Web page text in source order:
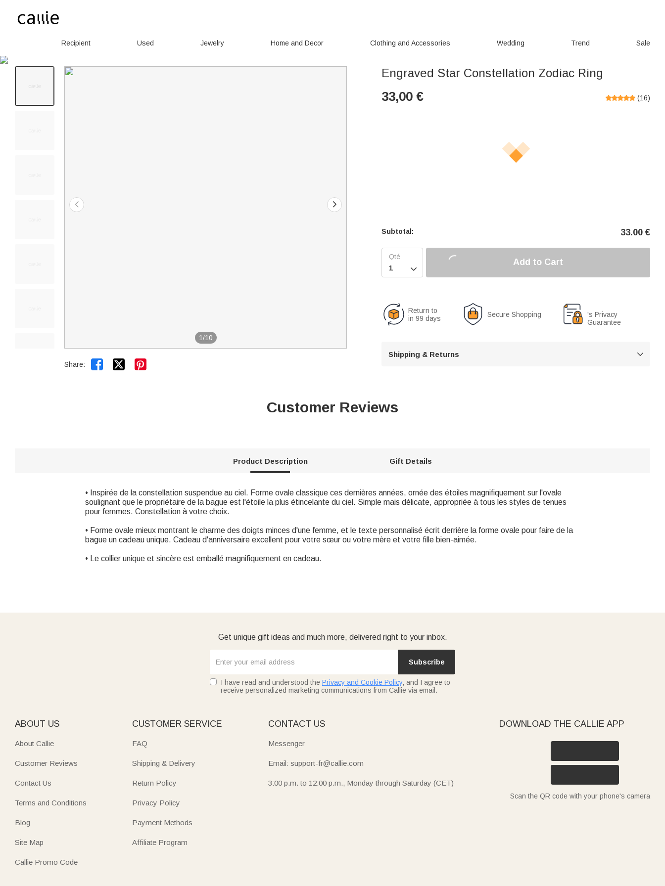
Recipient Used Jewelry Home and Decor Clothing and Accessories Wedding Trend Sale
1/10
Share:  
Engraved Star Constellation Zodiac Ring
33,00 € (16)
Subtotal: 33.00 €

Add to Cart
Return to
in 99 days
Secure Shopping
's Privacy
Guarantee
Shipping & Returns 
Customer Reviews
Product Description Gift Details
• Inspirée de la constellation suspendue au ciel. Forme ovale classique ces dernières années, ornée des étoiles magnifiquement sur l'ovale
soulignant que le propriétaire de la bague est l'étoile la plus étincelante du ciel. Simple mais délicate, appropriée à tous les styles de tenues
pour femmes. Constellation à votre choix.
• Forme ovale mieux montrant le charme des doigts minces d'une femme, et le texte personnalisé écrit derrière la forme ovale pour faire de la
bague un cadeau unique. Cadeau d'anniversaire excellent pour votre sœur ou votre mère et votre fille bien-aimée.
• Le collier unique et sincère est emballé magnifiquement en cadeau.
Get unique gift ideas and much more, delivered right to your inbox.
Subscribe
I have read and understood the Privacy and Cookie Policy, and I agree to
receive personalized marketing communications from Callie via email.
ABOUT US
About Callie
Customer Reviews
Contact Us
Terms and Conditions
Blog
Site Map
Callie Promo Code
CUSTOMER SERVICE
FAQ
Shipping & Delivery
Return Policy
Privacy Policy
Payment Methods
Affiliate Program
CONTACT US
Messenger
Email: support-fr@callie.com
3:00 p.m. to 12:00 p.m., Monday through Saturday (CET)
DOWNLOAD THE CALLIE APP
Scan the QR code with your phone's camera